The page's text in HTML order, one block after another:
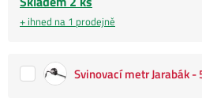
+ ihned na 1 prodejně
Svinovací metr Jarabák -